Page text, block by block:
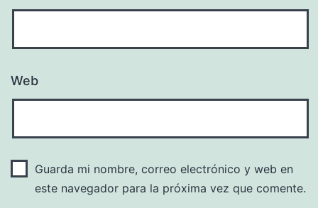
Web
Guarda mi nombre, correo electrónico y web en
este navegador para la próxima vez que comente.